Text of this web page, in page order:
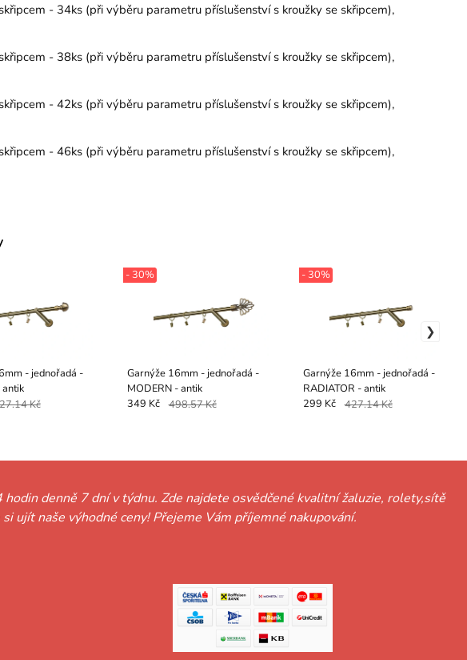
- 34ks (při výběru parametru příslušenství s kroužky se skřipcem),
- 38ks (při výběru parametru příslušenství s kroužky se skřipcem),
- 42ks (při výběru parametru příslušenství s kroužky se skřipcem),
- 46ks (při výběru parametru příslušenství s kroužky se skřipcem),
- jednořadá -
antik
Kč
Garnýže 16mm - jednořadá -
MODERN - antik
- 30%
349 Kč 498.57 Kč
Garnýže 16mm - jednořadá -
RADIATOR - antik
- 30%
299 Kč 427.14 Kč
denně 7 dní v týdnu. Zde najdete osvědčené kvalitní žaluzie, rolety,sítě
ujít naše výhodné ceny! Přejeme Vám příjemné nakupování.